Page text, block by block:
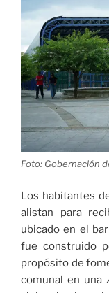
Foto: Gobernación
Los habitantes
alistan para
ubicado en el
fue construido
propósito de
comunal en una